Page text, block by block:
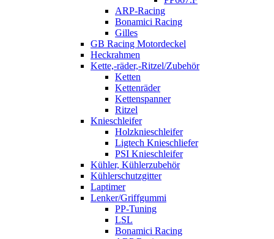
ARP-Racing
Bonamici Racing
Gilles
GB Racing Motordeckel
Heckrahmen
Kette,-räder,-Ritzel/Zubehör
Ketten
Kettenräder
Kettenspanner
Ritzel
Knieschleifer
Holzknieschleifer
Ligtech Knieschliefer
PSI Knieschleifer
Kühler, Kühlerzubehör
Kühlerschutzgitter
Laptimer
Lenker/Griffgummi
PP-Tuning
LSL
Bonamici Racing